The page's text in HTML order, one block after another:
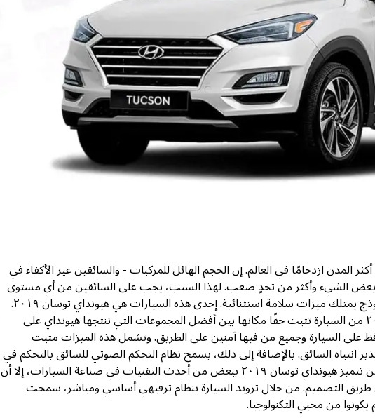
المدن ازدحامًا في العالم. إن الحجم الهائل للمركبات - والسائقين غير الأكفاء في
بعض الشيء وأكثر من تحدٍ صعب. لهذا السبب، يجب على السائقين من أي مستوى
من التخطيط لاستئجار سيارة في دولة الإمارات الذهاب لنموذج يمتلك ميزات سلامة استثنائية. إحدى هذه السيارات هي هيونداي توسان ٢٠١٩.
لطالما كانت توسان سيارة مثيرة للإعجاب، ولكن نسخة ٢٠١٩ من السيارة تثبت حقًا مكانها بين أفضل المجموعات التي تنتجها هيونداي على
على السيارة وجميع من فيها آمنين على الطريق. وتشمل هذه الميزات مثبت
انتباه السائق. بالإضافة إلى ذلك، يسمح نظام التحكم الصوتي للسائق بالتحكم في
راديو السيارة والتنقل دون رفع يديه عن عجلة القيادة. في حين تتميز هيونداي توسان ٢٠١٩ ببعض من أحدث التقنيات في صناعة السيارات، إلا أن
التصميم. من خلال تزويد السيارة بنظام ترفيهي أساسي ومباشر، سمحت
من محبي التكنولوجيا.